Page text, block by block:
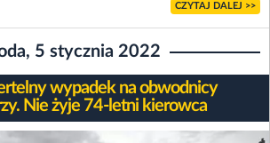
CZYTAJ DALEJ >>
5 stycznia 2022
wypadek na obwodnicy
Nie żyje 74-letni kierowca